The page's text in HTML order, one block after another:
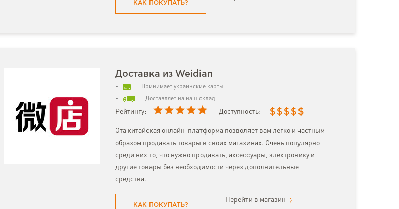
КАК ПОКУПАТЬ?
Доставка из Weidian
Принимает украинские карты
Доставляет на наш склад
Рейтингу: Доступность: $ $ $ $ $
Эта китайская онлайн-платформа позволяет вам легко и частным
образом продавать товары в своих магазинах. Очень популярно
среди них то, что нужно продавать, аксессуары, электронику и
другие товары без необходимости через дополнительные
средства.
КАК ПОКУПАТЬ?
Перейти в магазин